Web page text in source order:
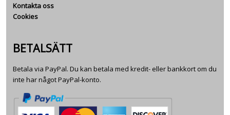
Kontakta oss
Cookies
BETALSÄTT
Betala via PayPal. Du kan betala med kredit- eller bankkort om du
inte har något PayPal-konto.